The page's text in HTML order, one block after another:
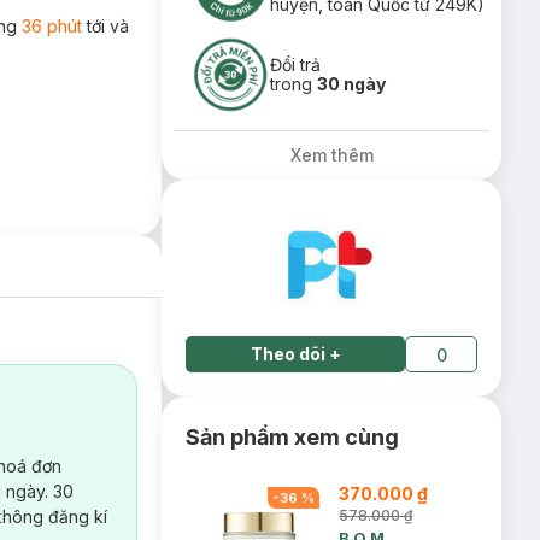
36 phúttới và
đơn
30
đăng kí
huyện, toàn Quốc từ 249K)
Đổi trả
trong30 ngày
Xem thêm
Theo dõi + 0
Sản phẩm xem cùng
-36 % 370.000 ₫
578.000 ₫